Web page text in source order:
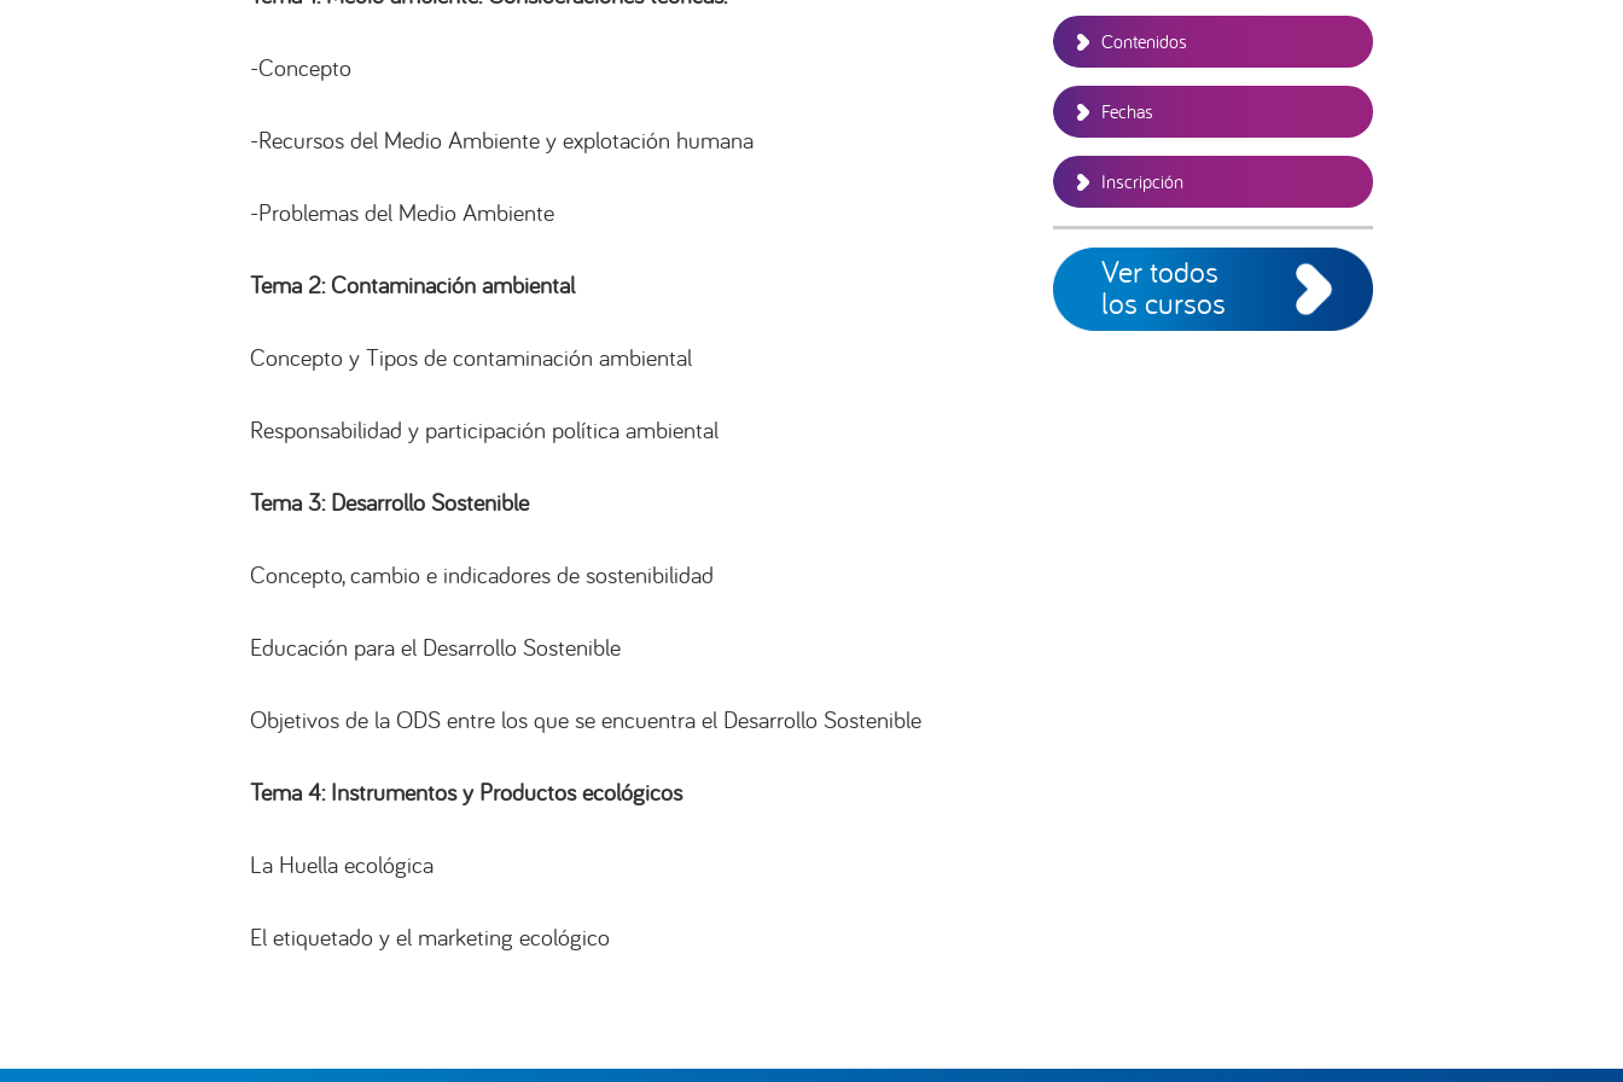
-Concepto
-Recursos del Medio Ambiente y explotación humana
-Problemas del Medio Ambiente
Tema 2: Contaminación ambiental
Concepto y Tipos de contaminación ambiental
Responsabilidad y participación política ambiental
Tema 3: Desarrollo Sostenible
Concepto, cambio e indicadores de sostenibilidad
Educación para el Desarrollo Sostenible
Objetivos de la ODS entre los que se encuentra el Desarrollo Sostenible
Tema 4: Instrumentos y Productos ecológicos
La Huella ecológica
El etiquetado y el marketing ecológico
Contenidos
Fechas
Inscripción
Ver todos
los cursos